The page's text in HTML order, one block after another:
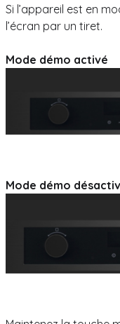
Si l’appareil est en
l’écran par un tiret.
Mode démo activé
Mode démo